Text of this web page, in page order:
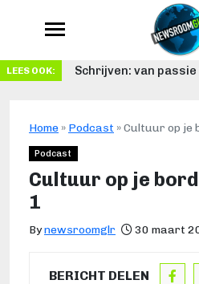
LEES OOK: Schrijven: van
Home » Podcast »Cultuur op je
Podcast
Cultuur op je
1
Bynewsroomglr 30 maart
BERICHT DELEN